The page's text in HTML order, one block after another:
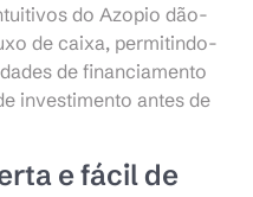
do Azopio dão-
de caixa, permitindo-
de financiamento
investimento antes de
e fácil de